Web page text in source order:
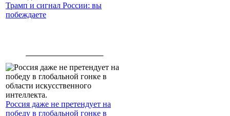
Трамп и сигнал России: вы
побеждаете
Россия даже не претендует на
победу в глобальной гонке в